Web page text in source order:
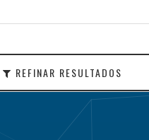
REFINAR RESULTADOS